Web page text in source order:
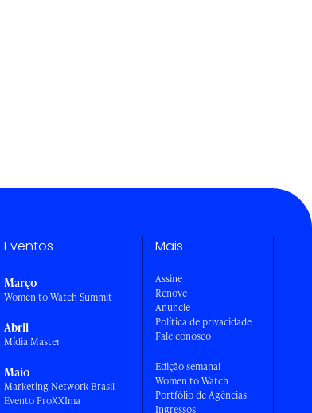
Eventos
Março
Women to Watch Summit
Abril
Mídia Master
Maio
Marketing Network Brasil
Evento ProXXIma
Mais
Assine
Renove
Anuncie
Política de privacidade
Fale conosco
Edição semanal
Women to Watch
Portfólio de Agências
Ingressos